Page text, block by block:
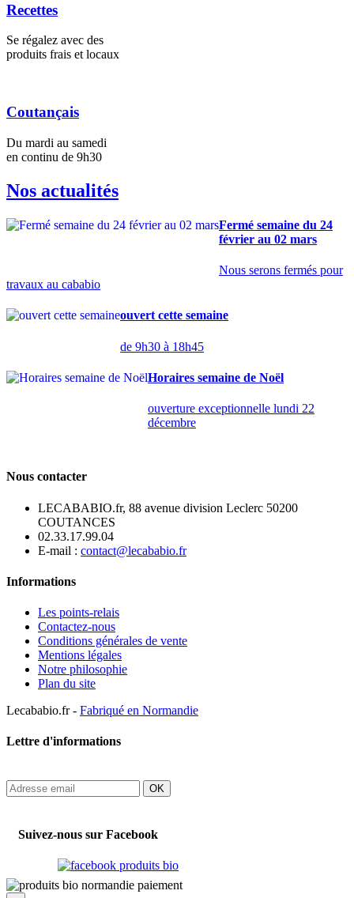
Recettes
Se régalez avec des
produits frais et locaux
Coutançais
Du mardi au samedi
en continu de 9h30
Nos actualités
Fermé semaine du 24
février au 02 mars
Nous serons fermés pour
travaux au cababio
ouvert cette semaine
de 9h30 à 18h45
Horaires semaine de Noël
ouverture exceptionnelle lundi 22
décembre
Nous contacter
LECABABIO.fr, 88 avenue division Leclerc 50200
COUTANCES
02.33.17.99.04
E-mail : contact@lecababio.fr
Informations
Les points-relais
Contactez-nous
Conditions générales de vente
Mentions légales
Notre philosophie
Plan du site
Lecababio.fr - Fabriqué en Normandie
Lettre d'informations
OK
Suivez-nous sur Facebook